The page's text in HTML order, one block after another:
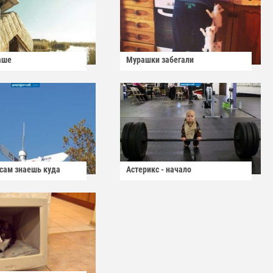
Мурашки забегали
знаешь куда Астерикс - начало